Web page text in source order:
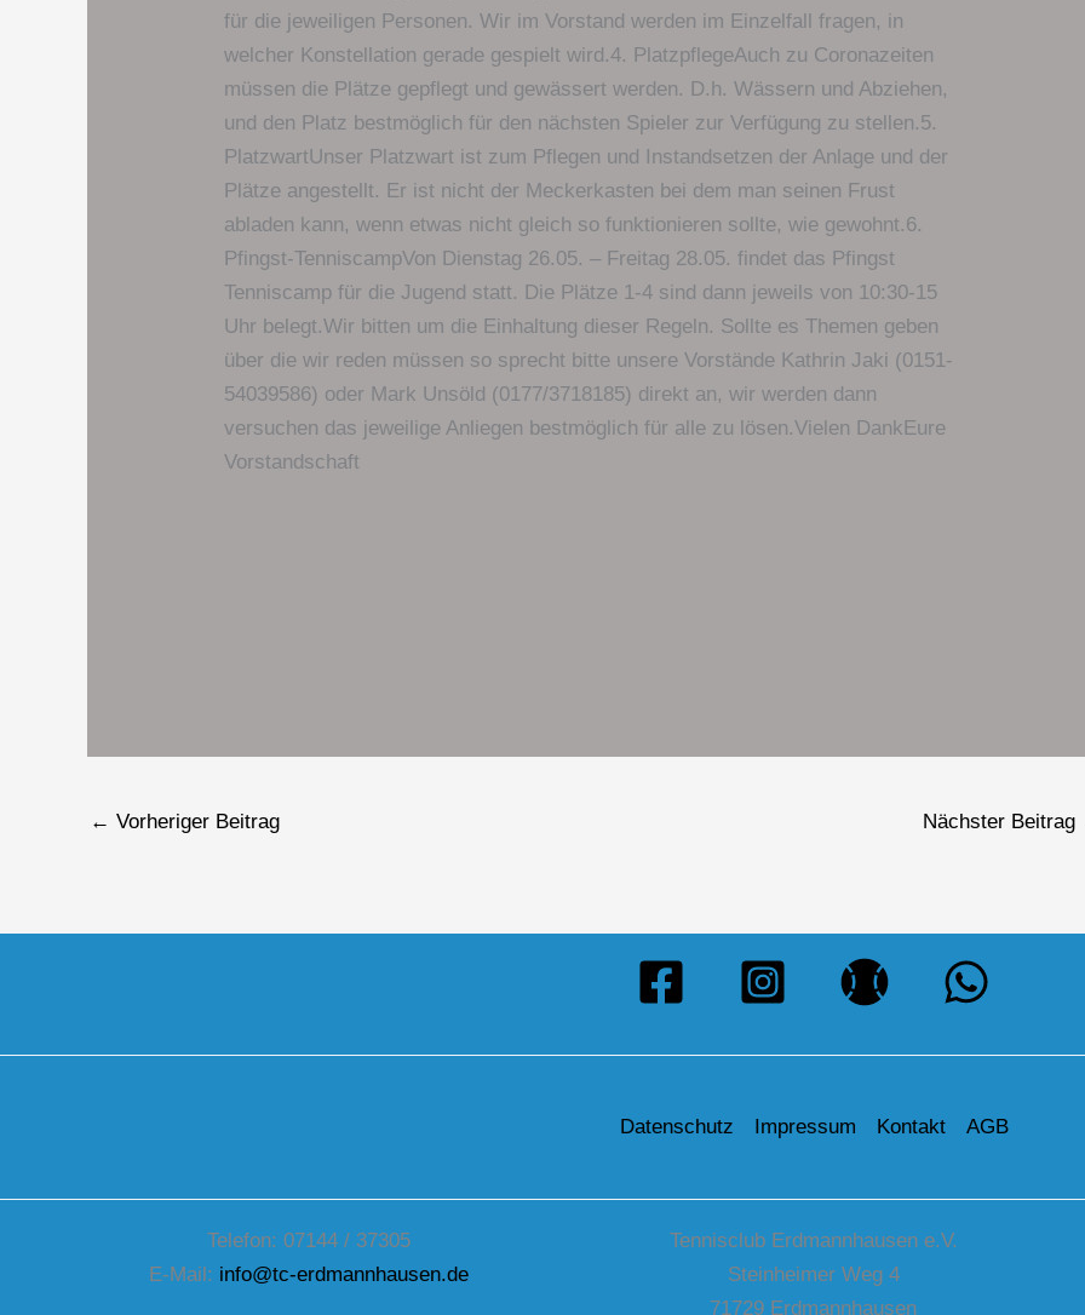
für die jeweiligen Personen. Wir im Vorstand werden im Einzelfall fragen, in
welcher Konstellation gerade gespielt wird.4. PlatzpflegeAuch zu Coronazeiten
müssen die Plätze gepflegt und gewässert werden. D.h. Wässern und Abziehen,
und den Platz bestmöglich für den nächsten Spieler zur Verfügung zu stellen.5.
PlatzwartUnser Platzwart ist zum Pflegen und Instandsetzen der Anlage und der
Plätze angestellt. Er ist nicht der Meckerkasten bei dem man seinen Frust
abladen kann, wenn etwas nicht gleich so funktionieren sollte, wie gewohnt.6.
Pfingst-TenniscampVon Dienstag 26.05. – Freitag 28.05. findet das Pfingst
Tenniscamp für die Jugend statt. Die Plätze 1-4 sind dann jeweils von 10:30-15
Uhr belegt.Wir bitten um die Einhaltung dieser Regeln. Sollte es Themen geben
über die wir reden müssen so sprecht bitte unsere Vorstände Kathrin Jaki (0151-
54039586) oder Mark Unsöld (0177/3718185) direkt an, wir werden dann
versuchen das jeweilige Anliegen bestmöglich für alle zu lösen.Vielen DankEure
Vorstandschaft
← Vorheriger Beitrag Nächster Beitrag
Datenschutz Impressum Kontakt AGB
Telefon: 07144 / 37305
E-Mail: info@tc-erdmannhausen.de
Tennisclub Erdmannhausen e.V.
Steinheimer Weg 4
71729 Erdmannhausen